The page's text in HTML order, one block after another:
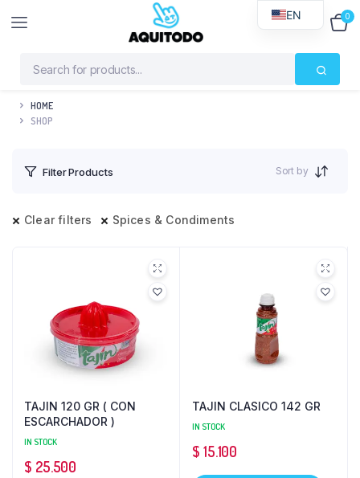
0
HOME
SHOP
Filter Products Sort by
Clear filters Spices & Condiments
TAJIN 120 GR ( CON
ESCARCHADOR )
IN STOCK
$ 25.500
TAJIN CLASICO 142 GR
IN STOCK
$ 15.100
EN